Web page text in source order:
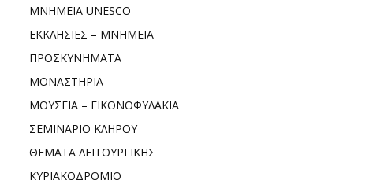
ΜΝΗΜΕΙΑ UNESCO
ΕΚΚΛΗΣΙΕΣ – ΜΝΗΜΕΙΑ
ΠΡΟΣΚΥΝΗΜΑΤΑ
ΜΟΝΑΣΤΗΡΙΑ
ΜΟΥΣΕΙΑ – ΕΙΚΟΝΟΦΥΛΑΚΙΑ
ΣΕΜΙΝΑΡΙΟ ΚΛΗΡΟΥ
ΘΕΜΑΤΑ ΛΕΙΤΟΥΡΓΙΚΗΣ
ΚΥΡΙΑΚΟΔΡΟΜΙΟ